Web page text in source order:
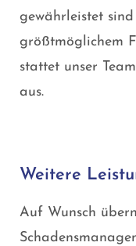
gewährleistet
größtmöglichem
stattet unser
aus.
Weitere
Auf Wunsch